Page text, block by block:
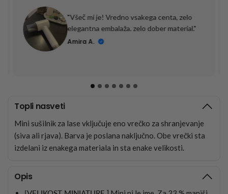
"Všeč mi je! Vredno vsakega centa, zelo
elegantna embalaža. zelo dober material."
Amira A.
Topli nasveti
Mini sušilnik za lase vključuje eno vrečko za shranjevanje
(siva ali rjava). Barva je poslana naključno. Obe vrečki sta
izdelani iz enakega materiala in sta enake velikosti.
Opis